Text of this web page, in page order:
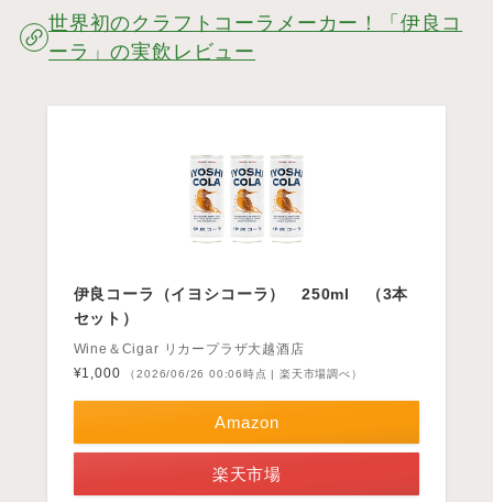
世界初のクラフトコーラメーカー！「伊良コ
ーラ」の実飲レビュー
伊良コーラ（イヨシコーラ） 250ml （3本
セット）
Wine＆Cigar リカープラザ大越酒店
¥1,000
（2026/06/26 00:06時点 | 楽天市場調べ）
Amazon
楽天市場